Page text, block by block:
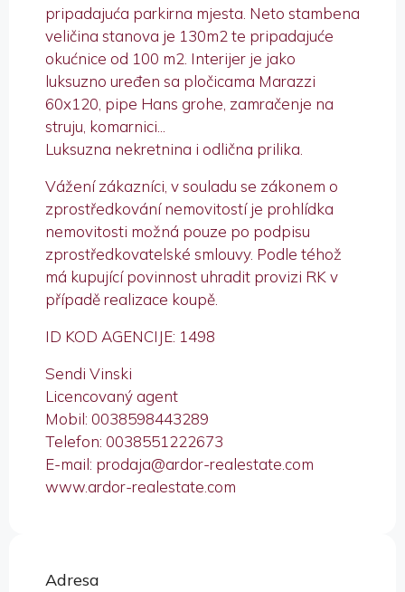
pripadajuća parkirna mjesta. Neto stambena
veličina stanova je 130m2 te pripadajuće
okućnice od 100 m2. Interijer je jako
luksuzno uređen sa pločicama Marazzi
60x120, pipe Hans grohe, zamračenje na
struju, komarnici...
Luksuzna nekretnina i odlična prilika.
Vážení zákazníci, v souladu se zákonem o
zprostředkování nemovitostí je prohlídka
nemovitosti možná pouze po podpisu
zprostředkovatelské smlouvy. Podle téhož
má kupující povinnost uhradit provizi RK v
případě realizace koupě.
ID KOD AGENCIJE: 1498
Sendi Vinski
Licencovaný agent
Mobil: 0038598443289
Telefon: 0038551222673
E-mail: prodaja@ardor-realestate.com
www.ardor-realestate.com
Adresa